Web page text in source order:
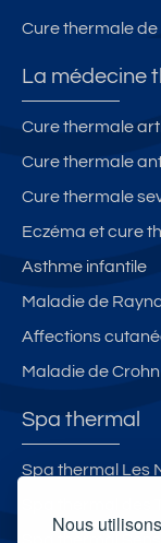
Nous
Cure thermale
La médecine
Cure thermale
Cure thermale
Cure thermale
Eczéma et cure
Asthme infantile
Maladie de
Affections
Maladie de Crohn
Spa thermal
Spa thermal Les